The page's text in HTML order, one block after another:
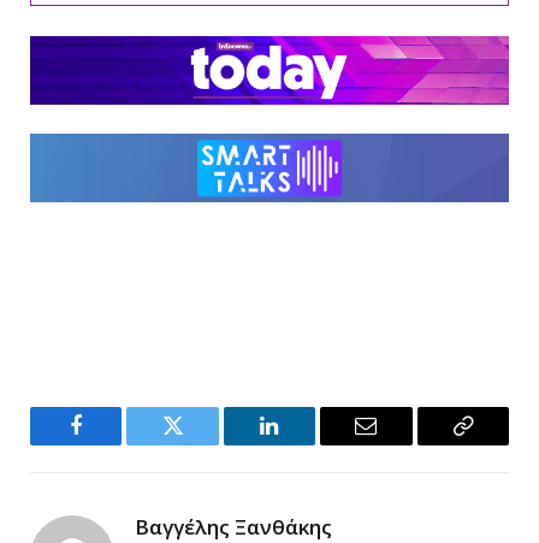
Facebook Twitter LinkedIn Email
Copy
Βαγγέλης Ξανθάκης